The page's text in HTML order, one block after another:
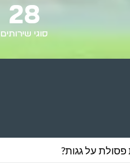
סוגי שירותים
28
על גגות?